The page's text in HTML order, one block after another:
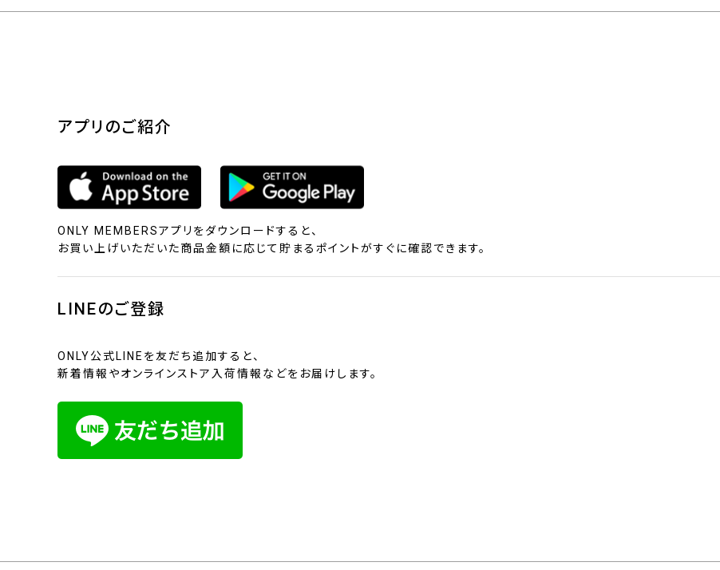
アプリのご紹介
ONLY MEMBERSアプリをダウンロードすると、
お買い上げいただいた商品金額に応じて貯まるポイントがすぐに確認できます。
LINEのご登録
ONLY公式LINEを友だち追加すると、
新着情報やオンラインストア入荷情報などをお届けします。